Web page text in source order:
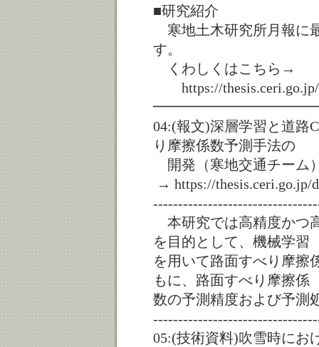
■研究紹介
寒地土木研究所月報に
す。
くわしくはこちら→
https://thesis.ceri.go.jp/
04:(報文)深層学習と道路
り摩擦係数予測手法の
開発（寒地交通チーム
→ https://thesis.ceri.go.jp/
本研究では高精度かつ
を目的として、機械学習
を用いて路面すべり摩擦
もに、路面すべり摩擦係
数の予測精度および予測
05:(技術資料)吹雪時にお